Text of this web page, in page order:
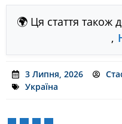
🌍 Ця стаття також
,
3 Липня, 2026
Україна